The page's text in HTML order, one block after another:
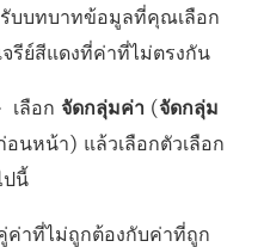
บบทบาทข้อมูลที่คุณเลือก
รีย์สีแดงที่ค่าที่ไม่ตรงกัน
เลือก จัดกลุ่มค่า (จัดกลุ่ม
อนหน้า) แล้วเลือกตัวเลือก
ปนี้
ค่าที่ไม่ถูกต้องกับค่าที่ถูก